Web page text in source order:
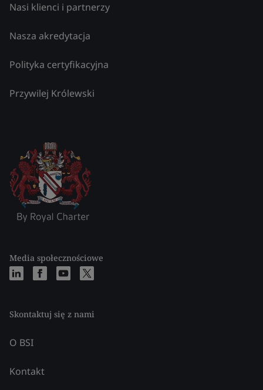
Nasi klienci i partnerzy
Nasza akredytacja
Polityka certyfikacyjna
Przywilej Królewski
Media społecznościowe
Skontaktuj się z nami
O BSI
Kontakt